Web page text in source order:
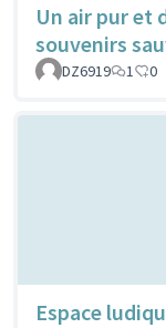
Un air pur et
souvenirs
DZ6919
1 0
Espace